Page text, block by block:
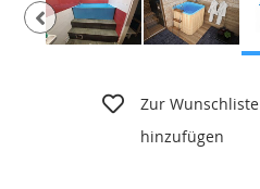
Zur Wunschliste
hinzufügen